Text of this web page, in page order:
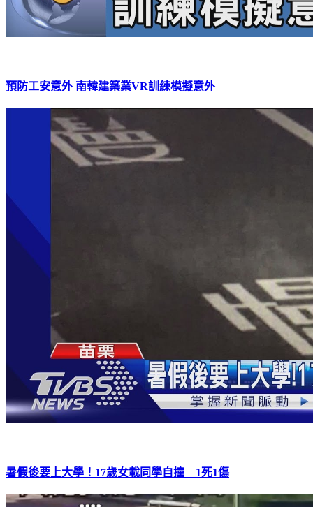
預防工安意外 南韓建築業VR訓練模擬意外
暑假後要上大學！17歲女載同學自撞 1死1傷